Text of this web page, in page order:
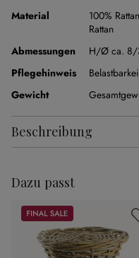
Material
100%
Rattan
Abmessungen
H/Ø ca. 8/
Pflegehinweis
Gewicht
Beschreibung
Dazu passt
Sale